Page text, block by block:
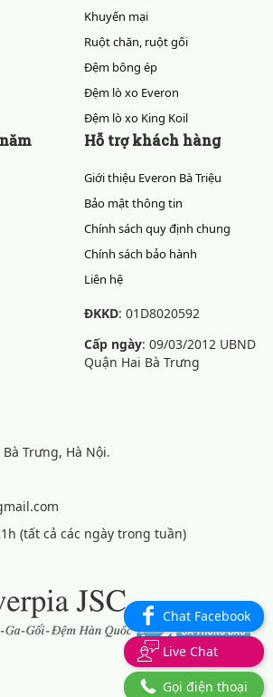
Chat Facebook
Live Chat
Gọi điện thoại
Khuyến mại
Ruột chăn, ruột gối
Đệm bông ép
Đệm lò xo Everon
Đệm lò xo King Koil
Hỗ trợ khách hàng
Giới thiệu Everon Bà Triệu
Bảo mật thông tin
Chính sách quy định chung
Chính sách bảo hành
Liên hệ
ĐKKD: 01D8020592
Cấp ngày: 09/03/2012 UBND
Quận Hai Bà Trưng
Trưng, Hà Nội.
(tất cả các ngày trong tuần)